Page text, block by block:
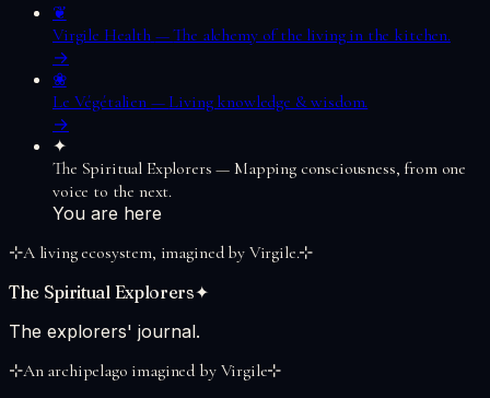
❦
Virgile Health —The alchemy of the living in the kitchen.
→
❀
Le Végétalien — Living knowledge & wisdom.
→
✦
The Spiritual Explorers — Mapping consciousness, from one
voice to the next.
You are here
⊹A living ecosystem, imagined by Virgile.⊹
The Spiritual Explorers✦
The explorers' journal.
⊹An archipelago imagined by Virgile⊹